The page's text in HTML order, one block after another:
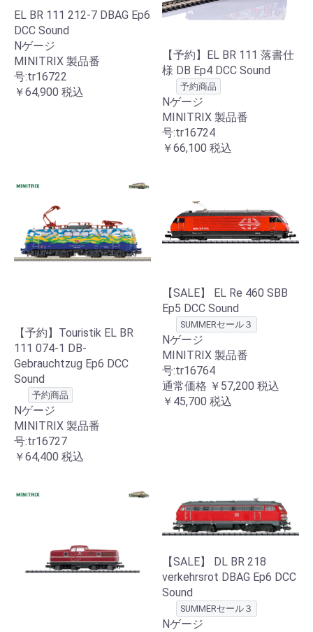
EL BR 111 212-7 DBAG Ep6
DCC Sound
Nゲージ
MINITRIX 製品番
号:tr16722
￥64,900 税込
【予約】EL BR 111 落書仕
様 DB Ep4 DCC Sound
予約商品
Nゲージ
MINITRIX 製品番
号:tr16724
￥66,100 税込
【予約】Touristik EL BR
111 074-1 DB-
Gebrauchtzug Ep6 DCC
Sound
予約商品
Nゲージ
MINITRIX 製品番
号:tr16727
￥64,400 税込
【SALE】 EL Re 460 SBB
Ep5 DCC Sound
SUMMERセール３
Nゲージ
MINITRIX 製品番
号:tr16764
通常価格 ￥57,200 税込
￥45,700 税込
【SALE】 DL BR 218
verkehrsrot DBAG Ep6 DCC
Sound
SUMMERセール３
Nゲージ